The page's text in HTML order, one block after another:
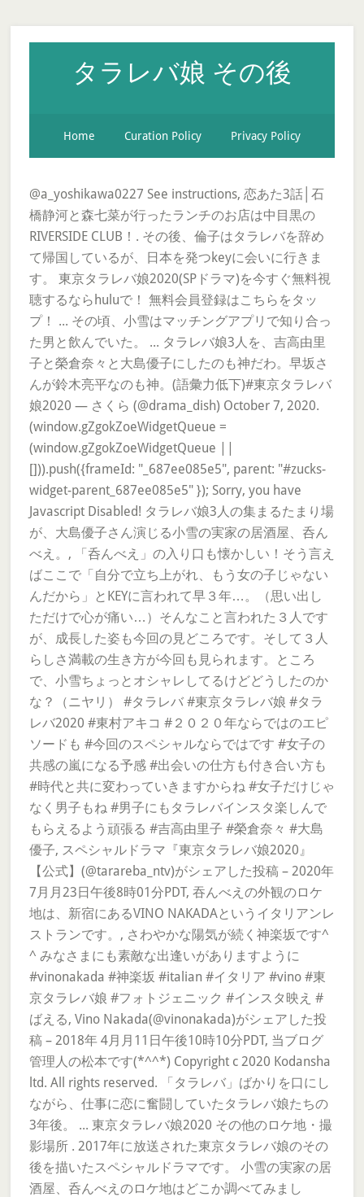
タラレバ娘 その後
Home Curation Policy Privacy Policy
@a_yoshikawa0227 See instructions, 恋あた3話│石
橋静河と森七菜が行ったランチのお店は中目黒の
RIVERSIDE CLUB！. その後、倫子はタラレバを辞め
て帰国しているが、日本を発つkeyに会いに行きま
す。 東京タラレバ娘2020(SPドラマ)を今すぐ無料視
聴するならhuluで！ 無料会員登録はこちらをタッ
プ！ ... その頃、小雪はマッチングアプリで知り合っ
た男と飲んでいた。 ... タラレバ娘3人を、吉高由里
子と榮倉奈々と大島優子にしたのも神だわ。早坂さ
んが鈴木亮平なのも神。(語彙力低下)#東京タラレバ
娘2020 — さくら (@drama_dish) October 7, 2020.
(window.gZgokZoeWidgetQueue =
(window.gZgokZoeWidgetQueue ||
[])).push({frameId: "_687ee085e5", parent: "#zucks-
widget-parent_687ee085e5" }); Sorry, you have
Javascript Disabled! タラレバ娘3人の集まるたまり場
が、大島優子さん演じる小雪の実家の居酒屋、呑ん
べえ。, 「呑んべえ」の入り口も懐かしい！そう言え
ばここで「自分で立ち上がれ、もう女の子じゃない
んだから」とKEYに言われて早３年…。（思い出し
ただけで心が痛い…）そんなこと言われた３人です
が、成長した姿も今回の見どころです。そして３人
らしさ満載の生き方が今回も見られます。ところ
で、小雪ちょっとオシャレしてるけどどうしたのか
な？（ニヤリ） #タラレバ #東京タラレバ娘 #タラ
レバ2020 #東村アキコ #２０２０年ならではのエピ
ソードも #今回のスペシャルならではです #女子の
共感の嵐になる予感 #出会いの仕方も付き合い方も
#時代と共に変わっていきますからね #女子だけじゃ
なく男子もね #男子にもタラレバインスタ楽しんで
もらえるよう頑張る #吉高由里子 #榮倉奈々 #大島
優子, スペシャルドラマ『東京タラレバ娘2020』
【公式】(@tarareba_ntv)がシェアした投稿 – 2020年
7月月23日午後8時01分PDT, 吞んべえの外観のロケ
地は、新宿にあるVINO NAKADAというイタリアンレ
ストランです。, さわやかな陽気が続く神楽坂です^
^ みなさまにも素敵な出逢いがありますように
#vinonakada #神楽坂 #italian #イタリア #vino #東
京タラレバ娘 #フォトジェニック #インスタ映え #
ばえる, Vino Nakada(@vinonakada)がシェアした投
稿 – 2018年 4月月11日午後10時10分PDT, 当ブログ
管理人の松本です(*^^*) Copyright c 2020 Kodansha
ltd. All rights reserved. 「タラレバ」ばかりを口にし
ながら、仕事に恋に奮闘していたタラレバ娘たちの
3年後。 ... 東京タラレバ娘2020 その他のロケ地・撮
影場所 . 2017年に放送された東京タラレバ娘のその
後を描いたスペシャルドラマです。 小雪の実家の居
酒屋、呑んべえのロケ地はどこか調べてみまし